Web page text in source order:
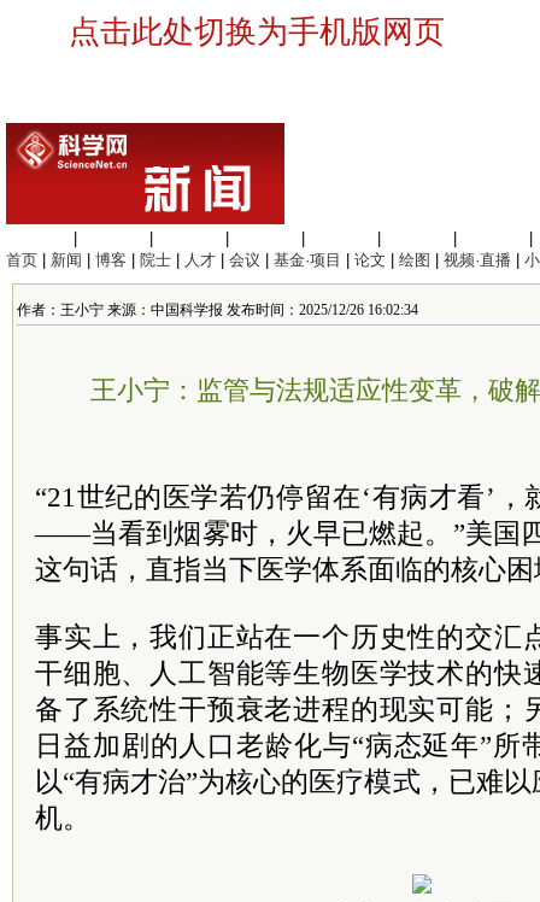
点击此处切换为手机版网页
首页
新闻 博客 院士 人才 会议 基金·项目 论文 绘图 视频·直播
作者：王小宁 来源：中国科学报 发布时间：2025/12/26 16:02:34
王小宁：监管与法规适应性变革，破
“21世纪的医学若仍停留在‘有病才看’
——当看到烟雾时，火早已燃起。”美国
这句话，直指当下医学体系面临的核心
事实上，我们正站在一个历史性的交汇
干细胞、人工智能等生物医学技术的快
备了系统性干预衰老进程的现实可能；
日益加剧的人口老龄化与“病态延年”所
以“有病才治”为核心的医疗模式，已难
机。